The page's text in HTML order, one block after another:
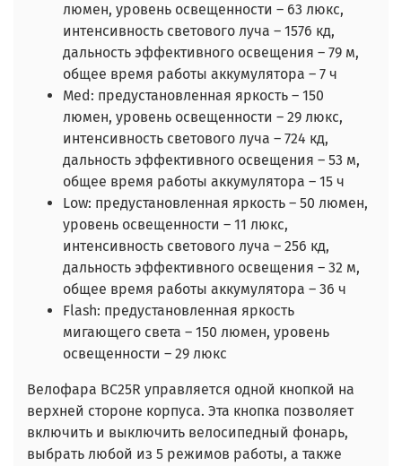
люмен, уровень освещенности – 63 люкс,
интенсивность светового луча – 1576 кд,
дальность эффективного освещения – 79 м,
общее время работы аккумулятора – 7 ч
Med: предустановленная яркость – 150
люмен, уровень освещенности – 29 люкс,
интенсивность светового луча – 724 кд,
дальность эффективного освещения – 53 м,
общее время работы аккумулятора – 15 ч
Low: предустановленная яркость – 50 люмен,
уровень освещенности – 11 люкс,
интенсивность светового луча – 256 кд,
дальность эффективного освещения – 32 м,
общее время работы аккумулятора – 36 ч
Flash: предустановленная яркость
мигающего света – 150 люмен, уровень
освещенности – 29 люкс
Велофара BC25R управляется одной кнопкой на
верхней стороне корпуса. Эта кнопка позволяет
включить и выключить велосипедный фонарь,
выбрать любой из 5 режимов работы, а также